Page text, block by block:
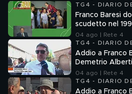
TG4 - DIARIO
Franco Baresi
scudetto nel
04 ago | Rete 4
TG4 - DIARIO
Addio a Franco
Demetrio
Giovanni Galli
04 ago | Rete 4
TG4 - DIARIO
Addio a Franco